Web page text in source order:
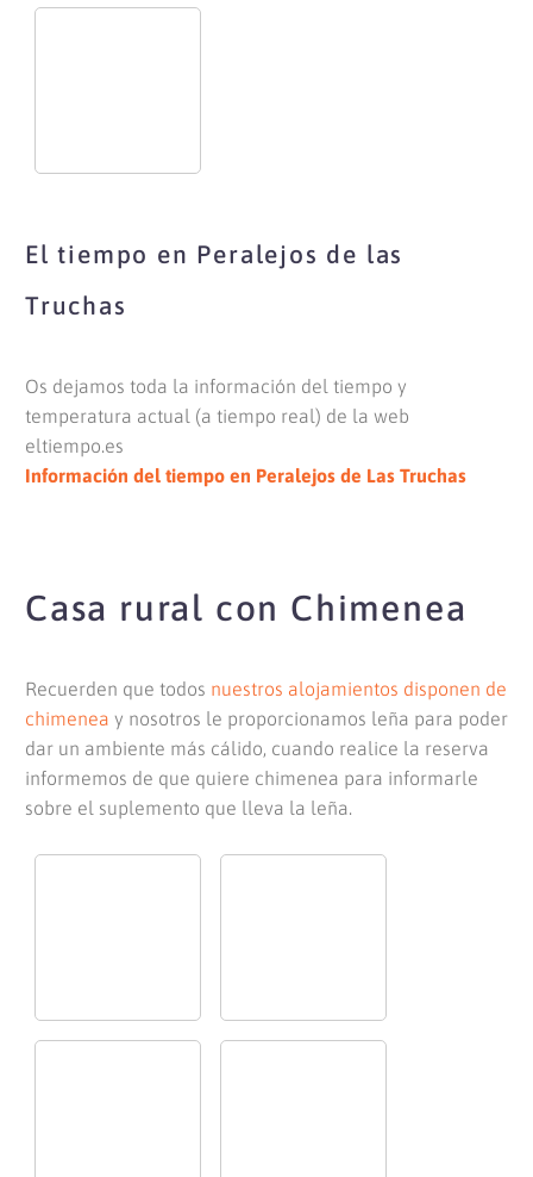
El tiempo en Peralejos de las
Truchas
Os dejamos toda la información del tiempo y
temperatura actual (a tiempo real) de la web
eltiempo.es
Información del tiempo en Peralejos de Las Truchas
Casa rural con Chimenea
Recuerden que todos nuestros alojamientos disponen de
chimenea y nosotros le proporcionamos leña para poder
dar un ambiente más cálido, cuando realice la reserva
informemos de que quiere chimenea para informarle
sobre el suplemento que lleva la leña.